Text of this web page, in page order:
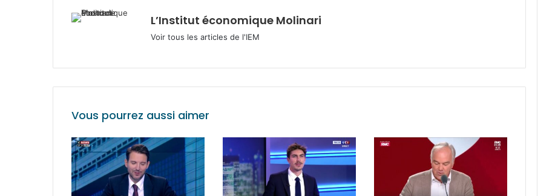
L’Institut économique Molinari
Voir tous les articles de l'IEM
Vous pourrez aussi aimer